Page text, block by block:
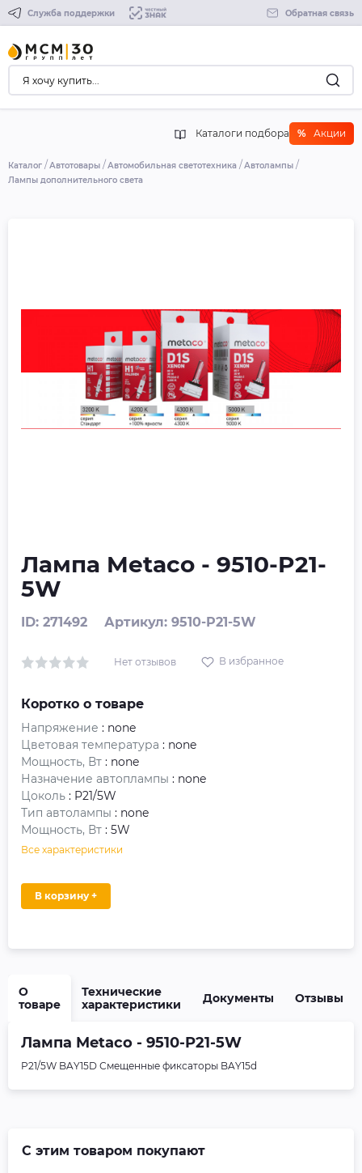
Служба поддержки Обратная связь
Каталоги подбора % Акции
Каталог Автотовары Автомобильная светотехника
Автолампы
Лампы дополнительного света
Лампа Metaco - 9510-P21-
5W
ID: 271492 Артикул: 9510-P21-5W
Нет отзывов В избранное
Коротко о товаре
Напряжение : none
Цветовая температура : none
Мощность, Вт : none
Назначение автоплампы : none
Цоколь : P21/5W
Тип автолампы : none
Мощность, Вт : 5W
Все характеристики
В корзину +
О
товаре
Технические
характеристики
Документы Отзывы
Лампа Metaco - 9510-P21-5W
P21/5W BAY15D Смещенные фиксаторы BAY15d
С этим товаром покупают